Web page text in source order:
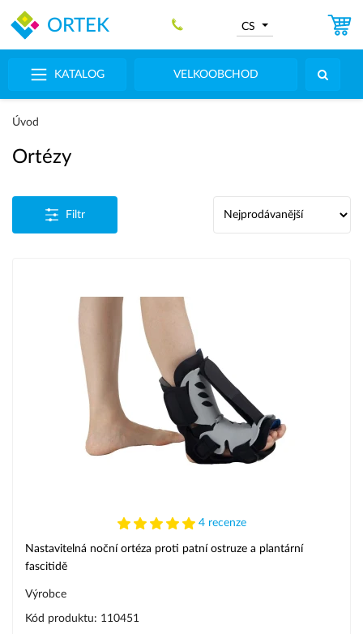
ORTEK
KATALOG VELKOOBCHOD
CS
Úvod
Ortézy
Filtr
4 recenze
Nastavitelná noční ortéza proti patní ostruze a plantární
fascitidě
Výrobce
Kód produktu: 110451